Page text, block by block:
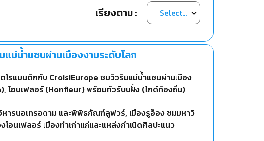
เรียงตาม :
ม่น้ำแซนผ่านเมืองงามระดับโลก
รแมนติกกับ CroisiEurope ชมวิวริมแม่น้ำแซนผ่านเมือง
โอนเฟลอร์ (Honfleur) พร้อมทัวร์บนฝั่ง (ไกด์ท้องถิ่น)
ารนอเทรอดาม และพิพิธภัณฑ์ลูฟวร์, เมืองรูอ็อง ชมมหาวิ
อนเฟลอร์ เมืองท่าเก่าแก่และแหล่งกำเนิดศิลปะแนว